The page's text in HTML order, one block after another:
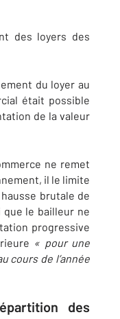
des loyers des
du loyer au
était possible
de la valeur
ne remet
il le limite
brutale de
le bailleur ne
progressive
« pour une
cours de l’année
des